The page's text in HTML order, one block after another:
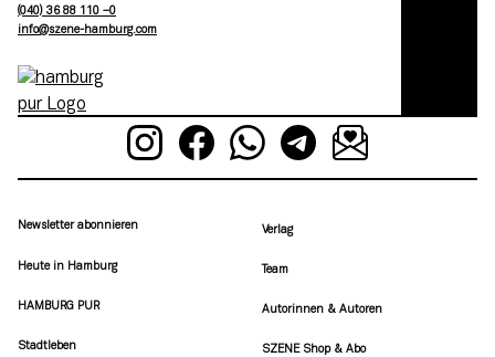
(040) 36 88 110 –0
moc.grubmah-enezs@ofni
Newsletter abonnieren
Heute in Hamburg
HAMBURG PUR
Stadtleben
Verlag
Team
Autorinnen & Autoren
SZENE Shop & Abo